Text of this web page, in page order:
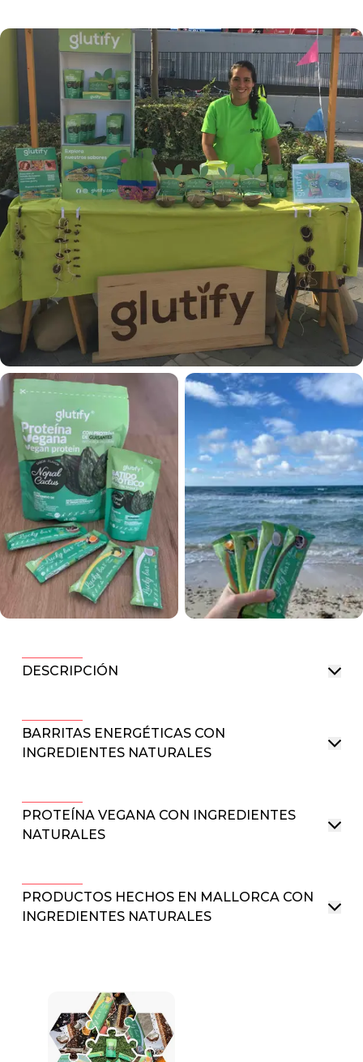
DESCRIPCIÓN
BARRITAS ENERGÉTICAS CON
INGREDIENTES NATURALES
PROTEÍNA VEGANA CON INGREDIENTES
NATURALES
PRODUCTOS HECHOS EN MALLORCA CON
INGREDIENTES NATURALES